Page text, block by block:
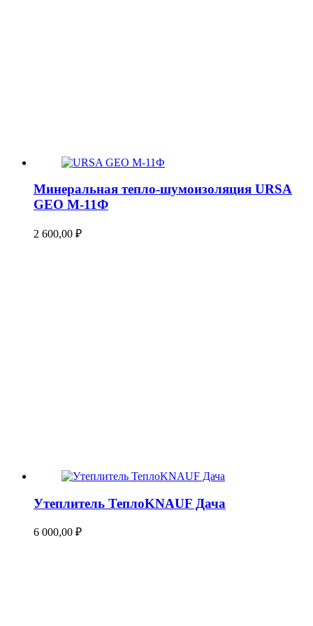
Минеральная тепло-шумоизоляция URSA
GEO М-11Ф
2 600,00 ₽
Утеплитель ТеплоKNAUF Дача
6 000,00 ₽